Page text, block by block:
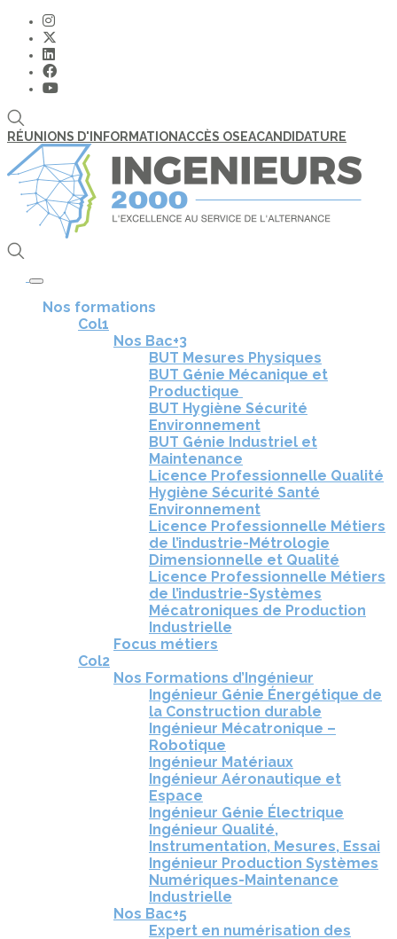
RÉUNIONS D'INFORMATIONACCÈS OSEACANDIDATURE
Toggle navigation
Nos formations
Col1
Nos Bac+3
BUT Mesures Physiques
BUT Génie Mécanique et
Productique
BUT Hygiène Sécurité
Environnement
BUT Génie Industriel et
Maintenance
Licence Professionnelle Qualité
Hygiène Sécurité Santé
Environnement
Licence Professionnelle Métiers
de l’industrie-Métrologie
Dimensionnelle et Qualité
Licence Professionnelle Métiers
de l’industrie-Systèmes
Mécatroniques de Production
Industrielle
Focus métiers
Col2
Nos Formations d’Ingénieur
Ingénieur Génie Énergétique de
la Construction durable
Ingénieur Mécatronique –
Robotique
Ingénieur Matériaux
Ingénieur Aéronautique et
Espace
Ingénieur Génie Électrique
Ingénieur Qualité,
Instrumentation, Mesures, Essai
Ingénieur Production Systèmes
Numériques-Maintenance
Industrielle
Nos Bac+5
Expert en numérisation des